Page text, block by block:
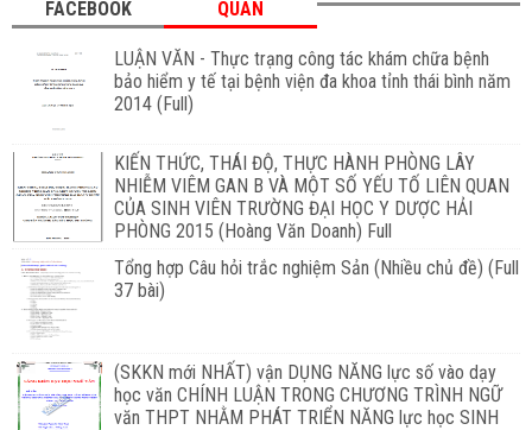
FACEBOOK QUAN
LUẬN VĂN - Thực trạng công tác khám chữa bệnh
bảo hiểm y tế tại bệnh viện đa khoa tỉnh thái bình năm
2014 (Full)
KIẾN THỨC, THÁI ĐỘ, THỰC HÀNH PHÒNG LÂY
NHIỄM VIÊM GAN B VÀ MỘT SỐ YẾU TỐ LIÊN QUAN
CỦA SINH VIÊN TRƯỜNG ĐẠI HỌC Y DƯỢC HẢI
PHÒNG 2015 (Hoàng Văn Doanh) Full
Tổng hợp Câu hỏi trắc nghiệm Sản (Nhiều chủ đề) (Full
37 bài)
(SKKN mới NHẤT) vận DỤNG NĂNG lực số vào dạy
học văn CHÍNH LUẬN TRONG CHƯƠNG TRÌNH NGỮ
văn THPT NHẰM PHÁT TRIỂN NĂNG lực học SINH